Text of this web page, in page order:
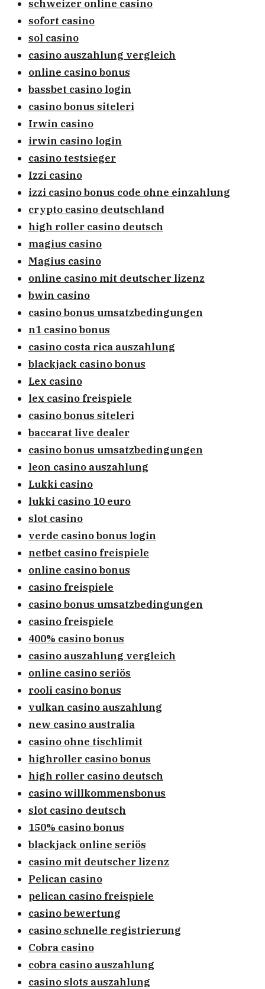
schweizer online casino
sofort casino
sol casino
casino auszahlung vergleich
online casino bonus
bassbet casino login
casino bonus siteleri
Irwin casino
irwin casino login
casino testsieger
Izzi casino
izzi casino bonus code ohne einzahlung
crypto casino deutschland
high roller casino deutsch
magius casino
Magius casino
online casino mit deutscher lizenz
bwin casino
casino bonus umsatzbedingungen
n1 casino bonus
casino costa rica auszahlung
blackjack casino bonus
Lex casino
lex casino freispiele
casino bonus siteleri
baccarat live dealer
casino bonus umsatzbedingungen
leon casino auszahlung
Lukki casino
lukki casino 10 euro
slot casino
verde casino bonus login
netbet casino freispiele
online casino bonus
casino freispiele
casino bonus umsatzbedingungen
casino freispiele
400% casino bonus
casino auszahlung vergleich
online casino seriös
rooli casino bonus
vulkan casino auszahlung
new casino australia
casino ohne tischlimit
highroller casino bonus
high roller casino deutsch
casino willkommensbonus
slot casino deutsch
150% casino bonus
blackjack online seriös
casino mit deutscher lizenz
Pelican casino
pelican casino freispiele
casino bewertung
casino schnelle registrierung
Cobra casino
cobra casino auszahlung
casino slots auszahlung